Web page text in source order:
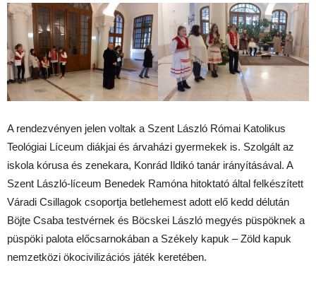
A rendezvényen jelen voltak a Szent László Római Katolikus
Teológiai Líceum diákjai és árvaházi gyermekek is. Szolgált az
iskola kórusa és zenekara, Konrád Ildikó tanár irányításával. A
Szent László-líceum Benedek Ramóna hitoktató által felkészített
Váradi Csillagok csoportja betlehemest adott elő kedd délután
Böjte Csaba testvérnek és Böcskei László megyés püspöknek a
püspöki palota előcsarnokában a Székely kapuk – Zöld kapuk
nemzetközi ökocivilizációs játék keretében.